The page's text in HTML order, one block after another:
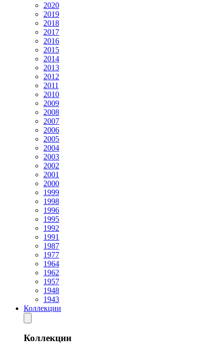
2020
2019
2018
2017
2016
2015
2014
2013
2012
2011
2010
2009
2008
2007
2006
2005
2004
2003
2002
2001
2000
1999
1998
1996
1995
1992
1991
1987
1977
1964
1962
1957
1948
1943
Коллекции
Коллекции